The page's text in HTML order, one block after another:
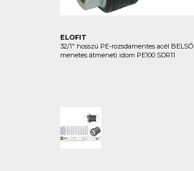
ELOFIT
32/1" hosszú PE-rozsdamentes acél BELSŐ
menetes átmeneti idom PE100 SDR11